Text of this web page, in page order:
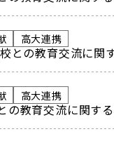
高大連携
との教育交流に関
高大連携
の教育交流に関す